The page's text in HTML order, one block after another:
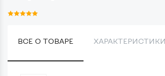
ВСЕ О ТОВАРЕ ХАРАКТЕРИСТИКИ